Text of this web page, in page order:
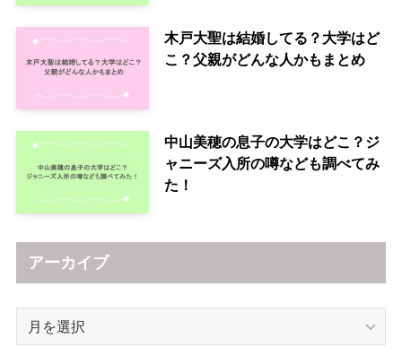
木戸大聖は結婚してる？大学はど
こ？父親がどんな人かもまとめ
中山美穂の息子の大学はどこ？ジ
ャニーズ入所の噂なども調べてみ
た！
アーカイブ